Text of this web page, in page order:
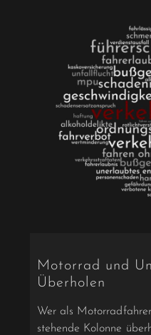
Motorrad und
Überholen
Wer als
stehende Kolonne